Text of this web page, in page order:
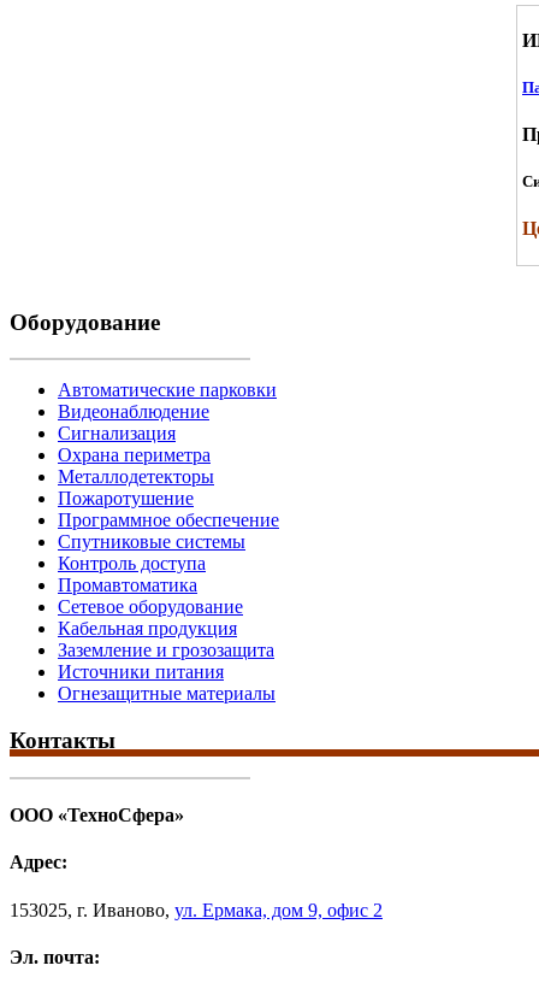
Оборудование
Автоматические парковки
Видеонаблюдение
Сигнализация
Охрана периметра
Металлодетекторы
Пожаротушение
Программное обеспечение
Спутниковые системы
Контроль доступа
Промавтоматика
Сетевое оборудование
Кабельная продукция
Заземление и грозозащита
Источники питания
Огнезащитные материалы
Контакты
ООО «ТехноСфера»
Адрес:
153025, г. Иваново, ул. Ермака, дом 9, офис 2
Эл. почта: